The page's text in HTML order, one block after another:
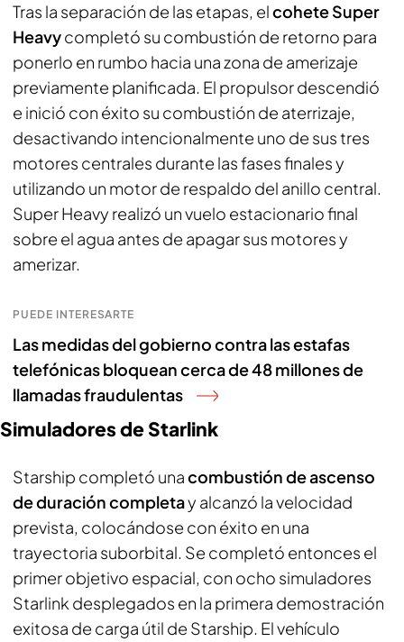
Tras la separación de las etapas, elcohete Super
Heavycompletó su combustión de retorno para
ponerlo en rumbo hacia una zona de amerizaje
previamente planificada. El propulsor descendió
e inició con éxito su combustión de aterrizaje,
desactivando intencionalmente uno de sus tres
motores centrales durante las fases finales y
utilizando un motor de respaldo del anillo central.
Super Heavy realizó un vuelo estacionario final
sobre el agua antes de apagar sus motores y
amerizar.
PUEDE INTERESARTE
Las medidas del gobierno contra las estafas
telefónicas bloquean cerca de 48 millones de
llamadas fraudulentas
Simuladores de Starlink
Starship completó unacombustión de ascenso
de duración completay alcanzó la velocidad
prevista, colocándose con éxito en una
trayectoria suborbital. Se completó entonces el
primer objetivo espacial, con ocho simuladores
Starlink desplegados en la primera demostración
exitosa de carga útil de Starship. El vehículo